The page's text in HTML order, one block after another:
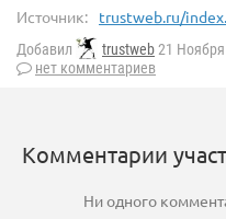
Источник: trustweb.ru/
Добавил trustweb21
нет комментариев
Комментарии
Ни одного